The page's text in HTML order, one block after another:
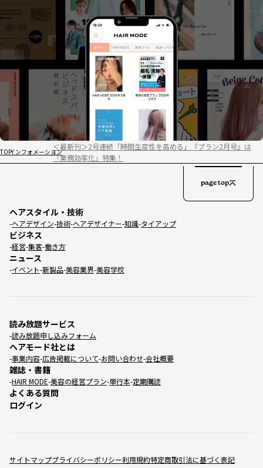
TOPインフォメーション
＜最新刊＞2号連続「時間生産性を高める」『プラン2月号』は
「業務効率化」特集！
サイトマッププライバシーポリシー利用規約特定商取引法に基づく表記
ヘアスタイル・技術
ヘアデザイン 技術 ヘアデザイナー 知識 タイアップ
ビジネス
経営 集客 働き方
ニュース
イベント 新製品 美容業界 美容学校
読み放題サービス
読み放題申し込みフォーム
ヘアモード社とは
事業内容 広告掲載について お問い合わせ 会社概要
雑誌・書籍
HAIR MODE 美容の経営プラン 単行本 定期購読
よくある質問
ログイン
page top